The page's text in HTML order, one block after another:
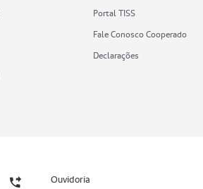
Portal TISS
Fale Conosco Cooperado
Declarações
Ouvidoria